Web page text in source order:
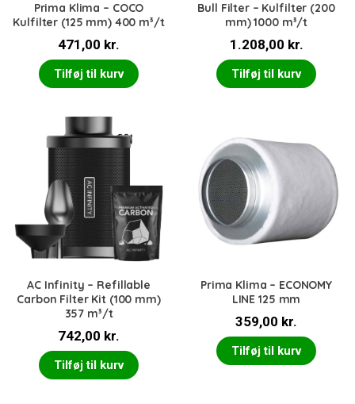
Prima Klima – COCO
Kulfilter (125 mm) 400 m³/t
471,00 kr.
Tilføj til kurv
Bull Filter – Kulfilter (200
mm) 1000 m³/t
1.208,00 kr.
Tilføj til kurv
AC Infinity – Refillable
Carbon Filter Kit (100 mm)
357 m³/t
742,00 kr.
Tilføj til kurv
Prima Klima – ECONOMY
LINE 125 mm
359,00 kr.
Tilføj til kurv